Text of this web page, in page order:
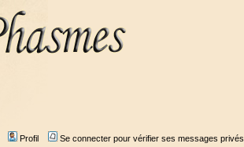
Profil Se connecter pour vérifier ses messages privés